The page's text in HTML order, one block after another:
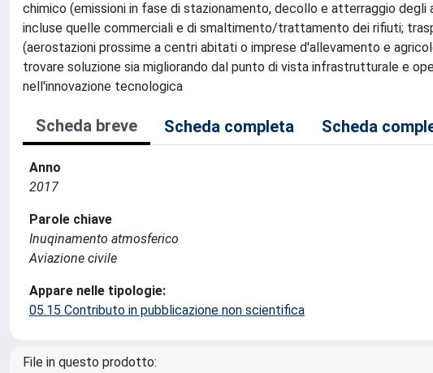
chimico (emissioni in fase di stazionamento, decollo e atterraggio
incluse quelle commerciali e di smaltimento/trattamento dei rifiuti;
(aerostazioni prossime a centri abitati o imprese d'allevamento e
trovare soluzione sia migliorando dal punto di vista infrastrutturale e
nell'innovazione tecnologica
Scheda breve Scheda completa Scheda
Anno
2017
Parole chiave
Inuqinamento atmosferico
Aviazione civile
Appare nelle tipologie:
05.15 Contributo in pubblicazione non scientifica
File in questo prodotto: